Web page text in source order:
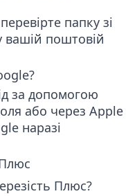
папку зі
вашій поштовій
за допомогою
або через Apple
наразі
Плюс?